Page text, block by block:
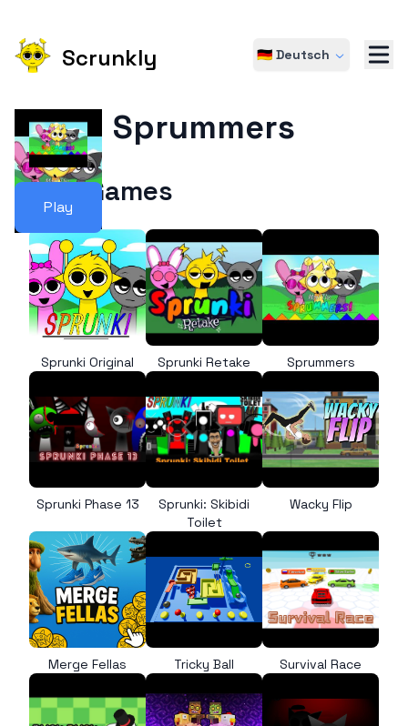
Scrunkly 🇩🇪 Deutsch
Play
Sprummers
More Games
Sprunki Original Sprunki Retake Sprummers
Sprunki Phase 13
Sprunki: Skibidi
Toilet
Wacky Flip
Merge Fellas Tricky Ball Survival Race